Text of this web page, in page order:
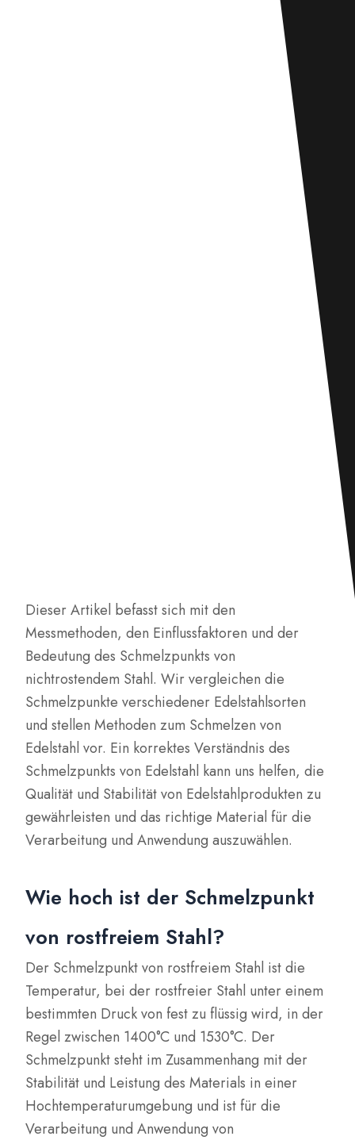
Dieser Artikel befasst sich mit den
Messmethoden, den Einflussfaktoren und der
Bedeutung des Schmelzpunkts von
nichtrostendem Stahl. Wir vergleichen die
Schmelzpunkte verschiedener Edelstahlsorten
und stellen Methoden zum Schmelzen von
Edelstahl vor. Ein korrektes Verständnis des
Schmelzpunkts von Edelstahl kann uns helfen, die
Qualität und Stabilität von Edelstahlprodukten zu
gewährleisten und das richtige Material für die
Verarbeitung und Anwendung auszuwählen.
Wie hoch ist der Schmelzpunkt
von rostfreiem Stahl?
Der Schmelzpunkt von rostfreiem Stahl ist die
Temperatur, bei der rostfreier Stahl unter einem
bestimmten Druck von fest zu flüssig wird, in der
Regel zwischen 1400°C und 1530°C. Der
Schmelzpunkt steht im Zusammenhang mit der
Stabilität und Leistung des Materials in einer
Hochtemperaturumgebung und ist für die
Verarbeitung und Anwendung von